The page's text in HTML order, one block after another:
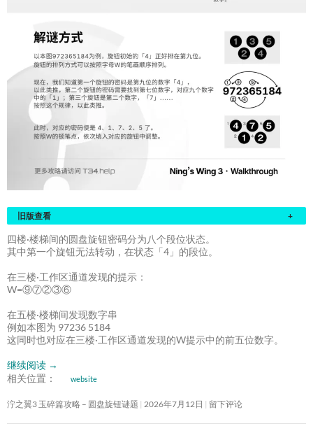
旧版查看 +
四楼·楼梯间的圆盘旋钮密码分为八个段位状态。
其中第一个旋钮无法转动，在状态「4」的段位。
在三楼·工作区通道发现的提示：
W=⑨⑦②③⑥
在五楼·楼梯间发现数字串
例如本图为 97236 5184
这同时也对应在三楼·工作区通道发现的W提示中的前五位数字。
继续阅读 →
相关位置：
website
泞之翼3 玉碎篇攻略 – 圆盘旋钮谜题 2026年7月12日 留下评论